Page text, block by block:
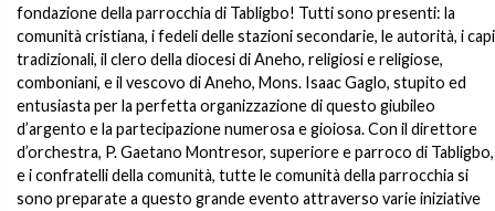
fondazione della parrocchia di Tabligbo! Tutti sono presenti: la
comunità cristiana, i fedeli delle stazioni secondarie, le autorità, i capi
tradizionali, il clero della diocesi di Aneho, religiosi e religiose,
comboniani, e il vescovo di Aneho, Mons. Isaac Gaglo, stupito ed
entusiasta per la perfetta organizzazione di questo giubileo
d’argento e la partecipazione numerosa e gioiosa. Con il direttore
d’orchestra, P. Gaetano Montresor, superiore e parroco di Tabligbo,
e i confratelli della comunità, tutte le comunità della parrocchia si
sono preparate a questo grande evento attraverso varie iniziative